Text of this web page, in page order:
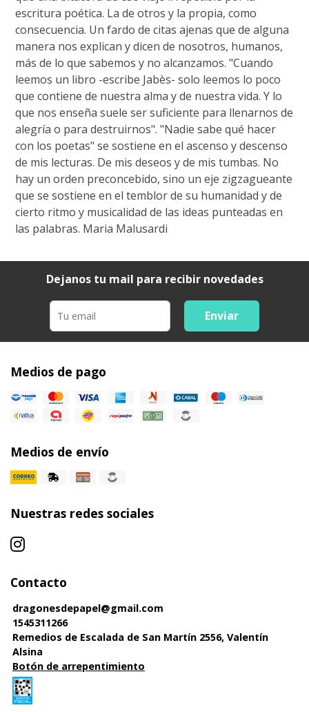
escritura poética. La de otros y la propia, como
consecuencia. Un fardo de citas ajenas que de alguna
manera nos explican y dicen de nosotros, humanos,
más de lo que sabemos y no alcanzamos. "Cuando
leemos un libro -escribe Jabès- solo leemos lo poco
que contiene de nuestra alma y de nuestra vida. Y lo
que nos enseña suele ser suficiente para llenarnos de
alegría o para destruirnos". "Nadie sabe qué hacer
con los poetas" se sostiene en el ascenso y descenso
de mis lecturas. De mis deseos y de mis tumbas. No
hay un orden preconcebido, sino un eje zigzagueante
que se sostiene en el temblor de su humanidad y de
cierto ritmo y musicalidad de las ideas punteadas en
las palabras. Maria Malusardi
Dejanos tu mail para recibir novedades
Enviar
Medios de pago
Medios de envío
Nuestras redes sociales
Contacto
dragonesdepapel@gmail.com
1545311266
Remedios de Escalada de San Martín 2556, Valentín
Alsina
Botón de arrepentimiento